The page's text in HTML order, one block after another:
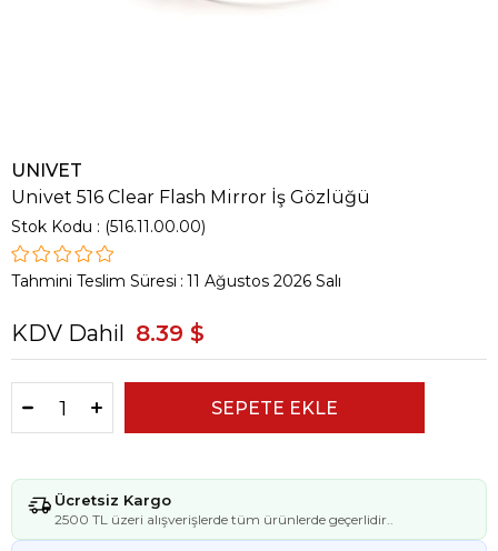
UNIVET
Univet 516 Clear Flash Mirror İş Gözlüğü
Stok Kodu (516.11.00.00)
Tahmini Teslim Süresi : 11 Ağustos 2026 Salı
KDV Dahil 8.39 $
Ücretsiz Kargo
2500 TL üzeri alışverişlerde tüm ürünlerde geçerlidir..